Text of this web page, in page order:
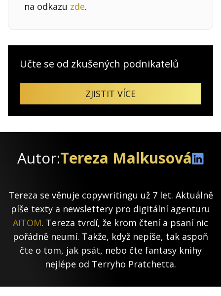
na odkazu zde.
Učte se od zkušených podnikatelů
ZJISTIT VÍCE
Autor:Tereza Malkusová
Tereza se věnuje copywritingu už 7 let. Aktuálně
píše texty a newslettery pro digitální agenturu
AITOM. Tereza tvrdí, že krom čtení a psaní nic
pořádně neumí. Takže, když nepíše, tak aspoň
čte o tom, jak psát, nebo čte fantasy knihy
nejlépe od Terryho Pratchetta.